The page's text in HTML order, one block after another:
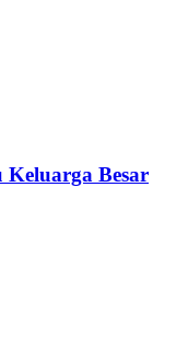
Keluarga Besar